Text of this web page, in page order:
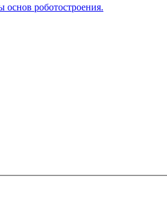
роботостроения.